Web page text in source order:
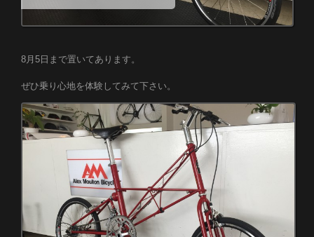
8月5日まで置いてあります。
ぜひ乗り心地を体験してみて下さい。